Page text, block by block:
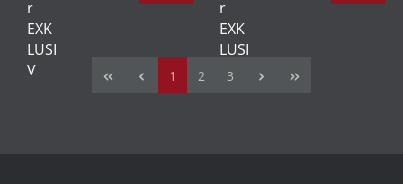
Seite
1 Seite
2 Seite
3